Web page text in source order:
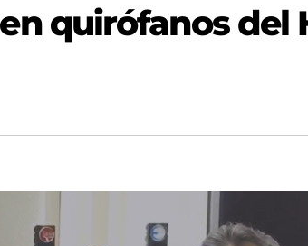
quirófanos del